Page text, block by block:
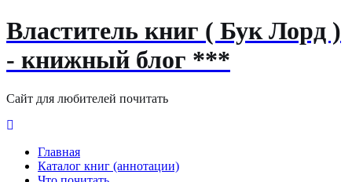
Властитель книг ( Бук Лорд )
- книжный блог ***
Сайт для любителей почитать
Главная
Каталог книг (аннотации)